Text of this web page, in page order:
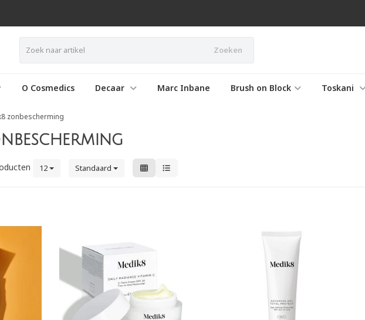
Zoeken
O Cosmedics Decaar Marc Inbane Brush on Block Toskani
zonbescherming
12 Standaard